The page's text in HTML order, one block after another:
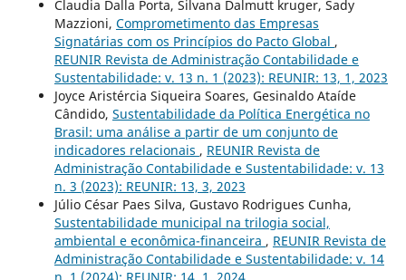
Claudia Dalla Porta, Silvana Dalmutt kruger, Sady
Mazzioni, Comprometimento das Empresas
Signatárias com os Princípios do Pacto Global ,
REUNIR Revista de Administração Contabilidade e
Sustentabilidade: v. 13 n. 1 (2023): REUNIR: 13, 1, 2023
Joyce Aristércia Siqueira Soares, Gesinaldo Ataíde
Cândido, Sustentabilidade da Política Energética no
Brasil: uma análise a partir de um conjunto de
indicadores relacionais , REUNIR Revista de
Administração Contabilidade e Sustentabilidade: v. 13
n. 3 (2023): REUNIR: 13, 3, 2023
Júlio César Paes Silva, Gustavo Rodrigues Cunha,
Sustentabilidade municipal na trilogia social,
ambiental e econômica-financeira , REUNIR Revista de
Administração Contabilidade e Sustentabilidade: v. 14